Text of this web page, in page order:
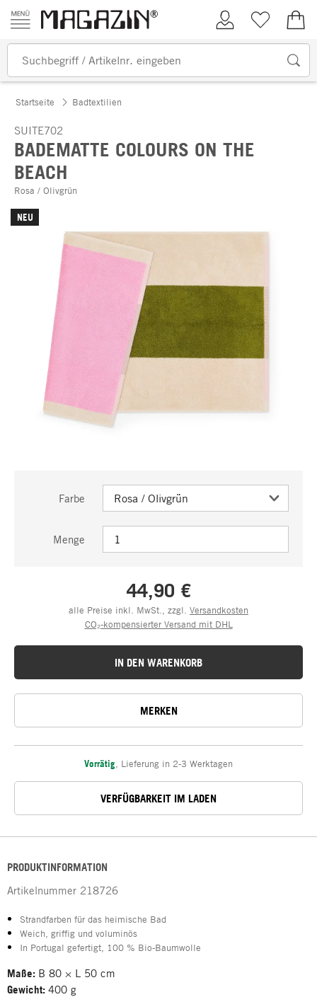
Zum Inhalt springen
Kundenkonto
Merkliste
Startseite Badtextilien
SUITE702
BADEMATTE COLOURS ON THE
BEACH
Rosa / Olivgrün
NEU
Farbe
Menge
44,90 €
alle Preise inkl. MwSt., zzgl. Versandkosten
CO₂-kompensierter Versand mit DHL
IN DEN WARENKORB
MERKEN
Vorrätig Lieferung in 2-3 Werktagen
VERFÜGBARKEIT IM LADEN
PRODUKTINFORMATION
Artikelnummer 218726
Strandfarben für das heimische Bad
Weich, griffig und voluminös
In Portugal gefertigt, 100 % Bio-Baumwolle
Maße: B 80 × L 50 cm
Gewicht: 400 g